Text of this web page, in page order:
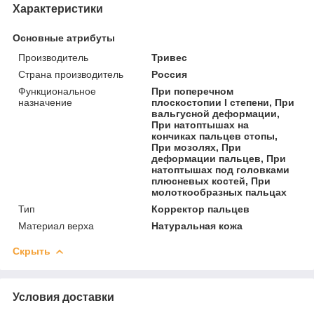
Характеристики
Основные атрибуты
Производитель
Тривес
Страна производитель
Россия
Функциональное
назначение
При поперечном
плоскостопии I степени, При
вальгусной деформации,
При натоптышах на
кончиках пальцев стопы,
При мозолях, При
деформации пальцев, При
натоптышах под головками
плюсневых костей, При
молоткообразных пальцах
Тип
Корректор пальцев
Материал верха
Натуральная кожа
Скрыть
Условия доставки